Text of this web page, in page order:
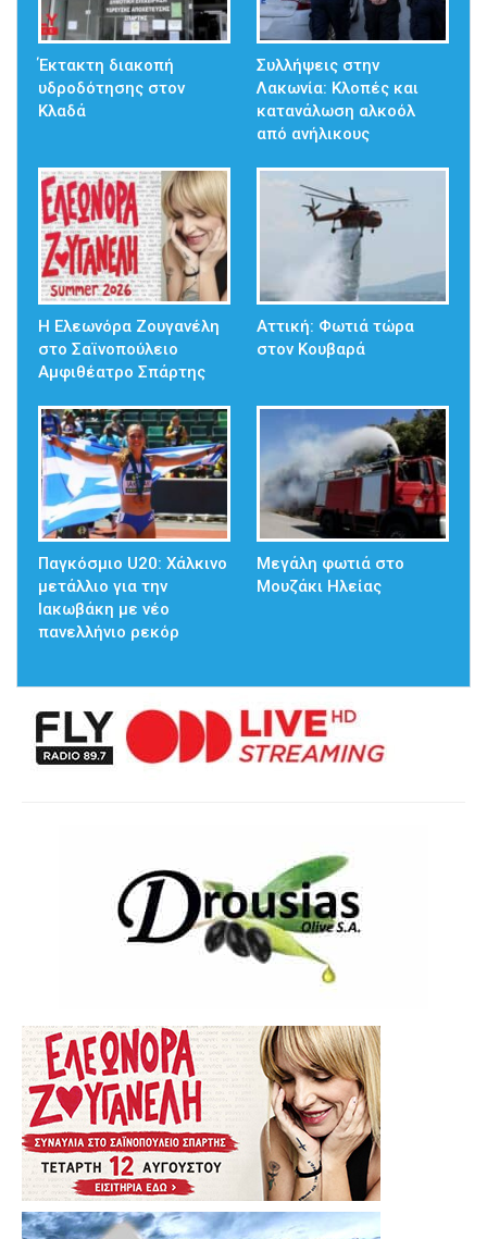
Έκτακτη διακοπή
υδροδότησης στον
Κλαδά
Συλλήψεις στην
Λακωνία: Κλοπές και
κατανάλωση αλκοόλ
από ανήλικους
Η Ελεωνόρα Ζουγανέλη
στο Σαϊνοπούλειο
Αμφιθέατρο Σπάρτης
Αττική: Φωτιά τώρα
στον Κουβαρά
Παγκόσμιο U20: Χάλκινο
μετάλλιο για την
Ιακωβάκη με νέο
πανελλήνιο ρεκόρ
Μεγάλη φωτιά στο
Μουζάκι Ηλείας